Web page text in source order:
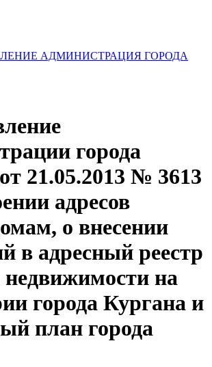
АДМИНИСТРАЦИЯ ГОРОДА
города
21.05.2013 № 3613
адресов
о внесении
в адресный реестр
недвижимости на
города Кургана и
план города